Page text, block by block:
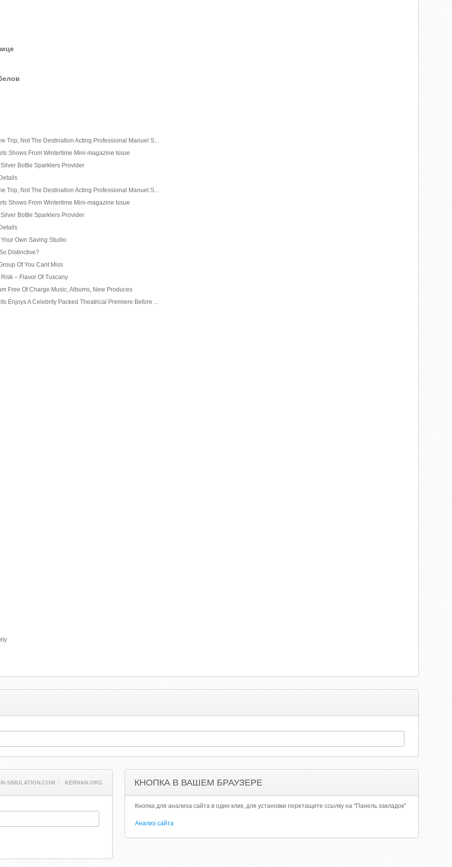
Trip, Not The Destination Acting Professional Manuel S...
Shows From Wintertime Mini-magazine Issue
Bottle Sparklers Provider
Trip, Not The Destination Acting Professional Manuel S...
Shows From Wintertime Mini-magazine Issue
Bottle Sparklers Provider
Own Saving Studio
Distinctive?
Of You Cant Miss
– Flavor Of Tuscany
Free Of Charge Music, Albums, New Produces
Enjoys A Celebrity Packed Theatrical Premiere Before ...
SIMULATION.COM KERNAN.ORG КНОПКА В ВАШЕМ БРАУЗЕРЕ
Кнопка для анализа сайта в один клик, для установки перетащите ссылку на "Панель закладок"
Анализ сайта